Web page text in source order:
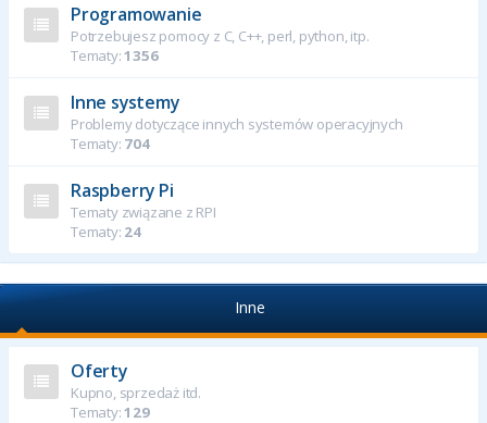
Programowanie
Potrzebujesz pomocy z C, C++, perl, python, itp.
Tematy:1356
Inne systemy
Problemy dotyczące innych systemów operacyjnych
Tematy: 704
Raspberry Pi
Tematy związane z RPI
Tematy: 24
Inne
Oferty
Kupno, sprzedaż itd.
Tematy:129